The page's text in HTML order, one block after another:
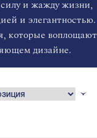
и жажду жизни,
и элегантностью.
которые воплощают
дизайне.